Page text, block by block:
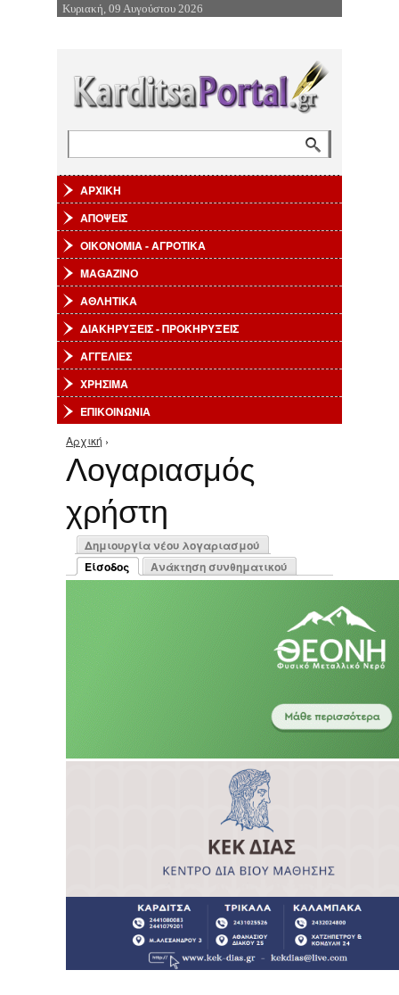
Επιστροφή στην Πλοήγηση
Κυριακή, 09 Αυγούστου 2026
ΑΡΧΙΚΗ
ΑΠΟΨΕΙΣ
ΟΙΚΟΝΟΜΙΑ - ΑΓΡΟΤΙΚΑ
MAGAZINO
ΑΘΛΗΤΙΚΑ
ΔΙΑΚΗΡΥΞΕΙΣ - ΠΡΟΚΗΡΥΞΕΙΣ
ΑΓΓΕΛΙΕΣ
ΧΡΗΣΙΜΑ
ΕΠΙΚΟΙΝΩΝΙΑ
Είστε εδώ
Αρχική ›
Λογαριασμός
χρήστη
Πρωτεύουσες καρτέλες
Δημιουργία νέου λογαριασμού
Είσοδος
(ενεργή καρτέλα)
Ανάκτηση συνθηματικού